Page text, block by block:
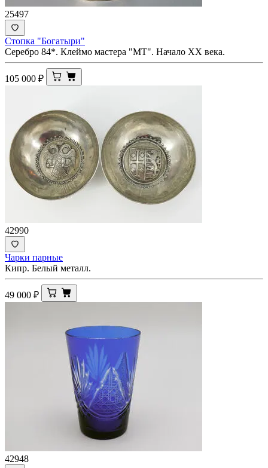
25497
Стопка "Богатыри"
Серебро 84*. Клеймо мастера "МТ". Начало ХХ века.
105 000 ₽
42990
Чарки парные
Кипр. Белый металл.
49 000 ₽
42948